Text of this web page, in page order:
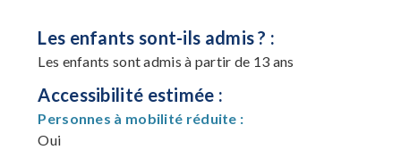
Les enfants sont-ils admis ? :
Les enfants sont admis à partir de 13 ans
Accessibilité estimée :
Personnes à mobilité réduite :
Oui